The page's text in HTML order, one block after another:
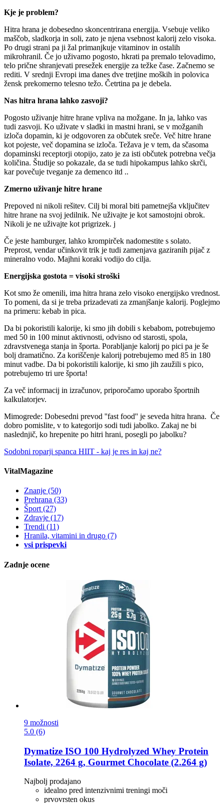
Kje je problem?
Hitra hrana je dobesedno skoncentrirana energija. Vsebuje veliko
maščob, sladkorja in soli, zato je njena vsebnost kalorij zelo visoka.
Po drugi strani pa ji žal primanjkuje vitaminov in ostalih
mikrohranil. Če jo uživamo pogosto, hkrati pa premalo telovadimo,
telo prične shranjevati presežek energije za težke čase. Začnemo se
rediti. V srednji Evropi ima danes dve tretjine moških in polovica
žensk prekomerno telesno težo. Četrtina pa je debela.
Nas hitra hrana lahko zasvoji?
Pogosto uživanje hitre hrane vpliva na možgane. In ja, lahko vas
tudi zasvoji. Ko uživate v sladki in mastni hrani, se v možganih
izloča dopamin, ki je odgovoren za občutek sreče. Več hitre hrane
kot pojeste, več dopamina se izloča. Težava je v tem, da sčasoma
dopaminski receptorji otopijo, zato je za isti občutek potrebna večja
količina. Študije so pokazale, da se tudi hipokampus lahko skrči,
kar povečuje tveganje za demenco itd ..
Zmerno uživanje hitre hrane
Prepoved ni nikoli rešitev. Cilj bi moral biti pametnejša vključitev
hitre hrane na svoj jedilnik. Ne uživajte je kot samostojni obrok.
Nikoli je ne uživajte kot prigrizek. j
Če jeste hamburger, lahko krompirček nadomestite s solato.
Preprost, vendar učinkovit trik je tudi zamenjava gaziranih pijač z
mineralno vodo. Majhni koraki vodijo do cilja.
Energijska gostota = visoki stroški
Kot smo že omenili, ima hitra hrana zelo visoko energijsko vrednost.
To pomeni, da si je treba prizadevati za zmanjšanje kalorij. Poglejmo
na primeru: kebab in pica.
Da bi pokoristili kalorije, ki smo jih dobili s kebabom, potrebujemo
med 50 in 100 minut aktivnosti, odvisno od starosti, spola,
zdravstvenega stanja in športa. Porabljanje kalorij po pici pa je še
bolj dramatično. Za koriščenje kalorij potrebujemo med 85 in 180
minut vadbe. Da bi pokoristili kalorije, ki smo jih zaužili s pico,
potrebujemo tri ure športa!
Za več informacij in izračunov, priporočamo uporabo športnih
kalkulatorjev.
Mimogrede: Dobesedni prevod ''fast food'' je seveda hitra hrana. Če
dobro pomislite, v to kategorijo sodi tudi jabolko. Zakaj ne bi
naslednjič, ko hrepenite po hitri hrani, posegli po jabolku?
Sodobni roparji spanca HIIT - kaj je res in kaj ne?
VitalMagazine
Znanje (50)
Prehrana (33)
Šport(27)
Zdravje (17)
Trendi (11)
Hranila, vitamini in drugo (7)
vsi prispevki
Zadnje ocene
9 možnosti
5.0 (6)
Dymatize ISO 100 Hydrolyzed Whey Protein
Isolate, 2264 g, Gourmet Chocolate (2.264 g)
Najbolj prodajano
idealno pred intenzivnimi treningi moči
prvovrsten okus